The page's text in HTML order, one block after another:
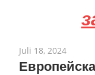
Juli 18, 2024